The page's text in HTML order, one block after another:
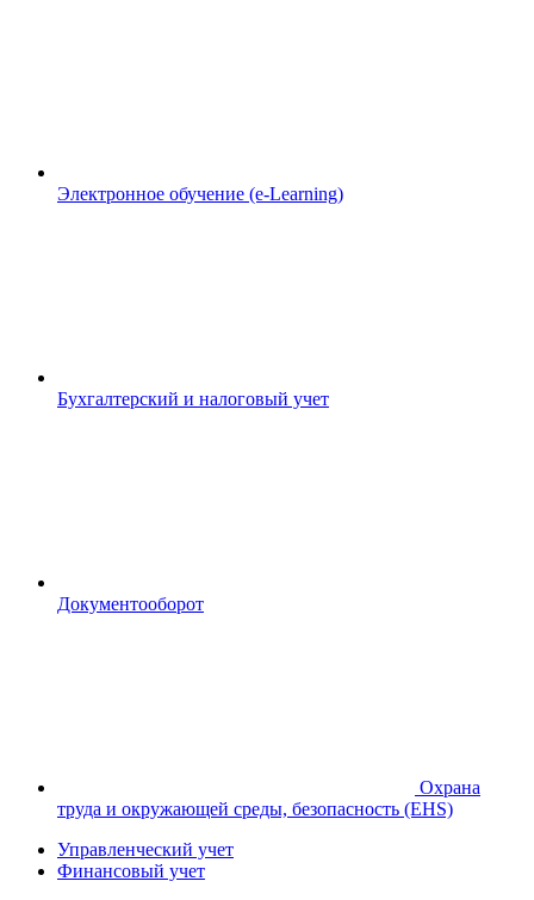
Электронное обучение (e-Learning)
Бухгалтерский и налоговый учет
Документооборот
Охрана
труда и окружающей среды, безопасность (EHS)
Управленческий учет
Финансовый учет